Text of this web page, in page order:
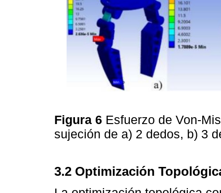
Figura 6 Esfuerzo de Von-
sujeción de a) 2 dedos, b) 3
3.2 Optimización